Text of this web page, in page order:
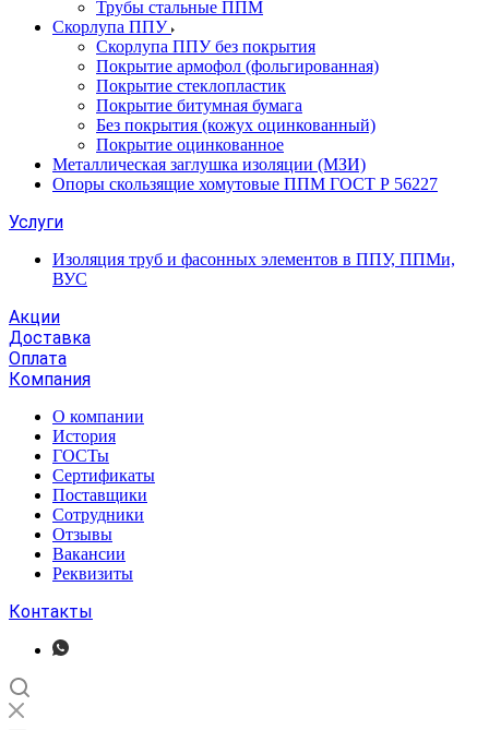
Трубы стальные ППМ
Скорлупа ППУ
Скорлупа ППУ без покрытия
Покрытие армофол (фольгированная)
Покрытие стеклопластик
Покрытие битумная бумага
Без покрытия (кожух оцинкованный)
Покрытие оцинкованное
Металлическая заглушка изоляции (МЗИ)
Опоры скользящие хомутовые ППМ ГОСТ Р 56227
Услуги
Изоляция труб и фасонных элементов в ППУ, ППМи,
ВУС
Акции
Доставка
Оплата
Компания
О компании
История
ГОСТы
Сертификаты
Поставщики
Сотрудники
Отзывы
Вакансии
Реквизиты
Контакты